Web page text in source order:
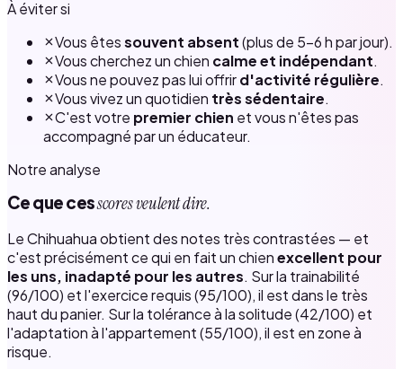
À éviter si
Vous êtessouvent absent(plus de 5–6 h par jour).
Vous cherchez un chien calme et indépendant.
Vous ne pouvez pas lui offrird'activité régulière.
Vous vivez un quotidien très sédentaire.
C'est votre premier chien et vous n'êtes pas
accompagné par un éducateur.
Notre analyse
Ce que cesscores veulent dire.
Le Chihuahua obtient des notes très contrastées — et
c'est précisément ce qui en fait un chienexcellent pour
les uns, inadapté pour les autres. Sur la trainabilité
(96/100) et l'exercice requis (95/100), il est dans le très
haut du panier. Sur la tolérance à la solitude (42/100) et
l'adaptation à l'appartement (55/100), il est en zone à
risque.